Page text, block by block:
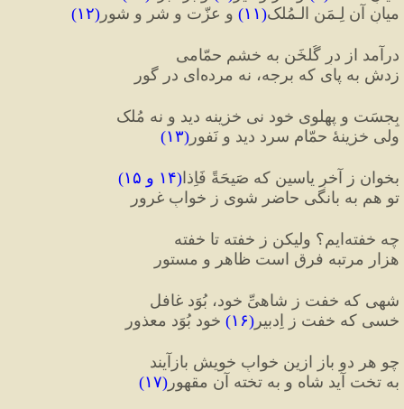
میانِ آن لِـمَنِ الـمُلک(۱۱) و عزّت و شر و شور (۱۲)
درآمد از درِ گُلخَن به خشم حمّامی
زدش به پای که برجه، نه مرده‌ای در گور
بِجسَت و پهلوی خود نی خزینه دید و نه مُلک
ولی خزینهٔ حمّام سرد دید و نَفور (۱۳)
بخوان ز آخرِ یاسین که صَیحَةً فَاِذا(۱۴ و ۱۵
)
تو هم به بانگی حاضر شوی ز خوابِ غرور
چه خفته‌ایم؟ ولیکن ز خفته تا خفته
هزار مرتبه فرق است ظاهر و مستور
شهی که خفت ز شاهیِّ خود، بُوَد غافل
خسی که خفت ز اِدبیر (۱۶) خود بُوَد معذور
چو هر دو باز ازین خوابِ خویش بازآیند
به تخت آید شاه و به تخته آن مقهور (۱۷)